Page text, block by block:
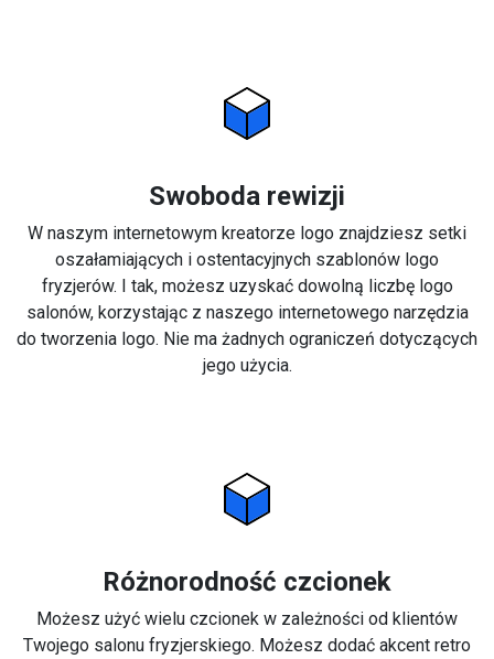
Swoboda rewizji
W naszym internetowym kreatorze logo znajdziesz setki
oszałamiających i ostentacyjnych szablonów logo
fryzjerów. I tak, możesz uzyskać dowolną liczbę logo
salonów, korzystając z naszego internetowego narzędzia
do tworzenia logo. Nie ma żadnych ograniczeń dotyczących
jego użycia.
Różnorodność czcionek
Możesz użyć wielu czcionek w zależności od klientów
Twojego salonu fryzjerskiego. Możesz dodać akcent retro